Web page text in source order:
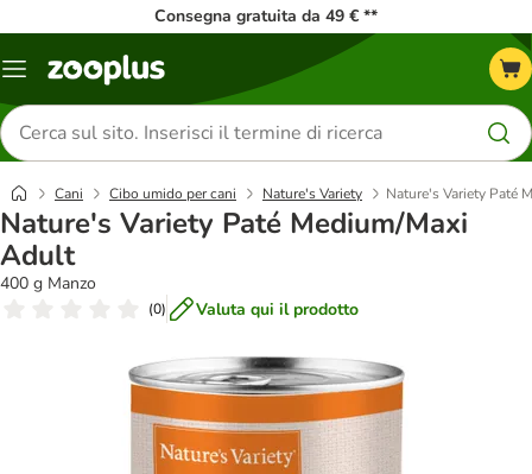
Consegna gratuita da 49 € **
Overview
Cerca
prodotti
Cani Cibo umido per cani Nature's Variety Nature's Variety Paté
Nature's Variety Paté Medium/Maxi
Adult
400 g Manzo
(0) Valuta qui il prodotto